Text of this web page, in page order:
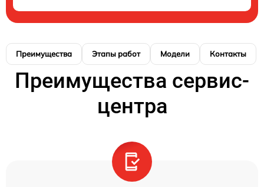
Преимущества Этапы работ Модели Контакты
Преимущества сервис-
центра